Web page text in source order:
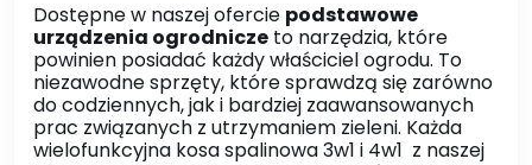
Dostępne w naszej ofercie podstawowe
urządzenia ogrodnicze to narzędzia, które
powinien posiadać każdy właściciel ogrodu. To
niezawodne sprzęty, które sprawdzą się zarówno
do codziennych, jak i bardziej zaawansowanych
prac związanych z utrzymaniem zieleni. Każda
wielofunkcyjna kosa spalinowa 3w1 i 4w1 z naszej